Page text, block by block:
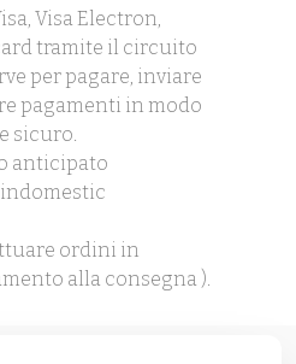
Visa Electron,
tramite il circuito
per pagare, inviare
pagamenti in modo
sicuro.
anticipato
ordini in
alla consegna ).